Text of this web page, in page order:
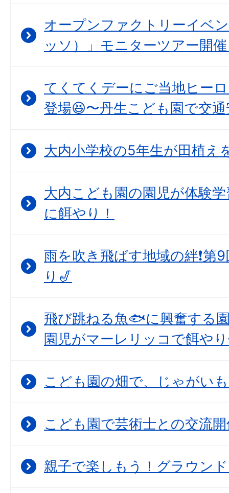
オープンファクトリーイベ
ッソ）」モニターツアー開
てくてくデーにご当地ヒー
登場😆〜丹生こども園で交
大内小学校の5年生が田植え
大内こども園の園児が体験
に餌やり！
雨を吹き飛ばす地域の絆❗第
り🎷
飛び跳ねる魚🐟に興奮する
園児がマーレリッコで餌や
こども園の畑で、じゃがい
こども園で芸術士との交流
親子で楽しもう！グラウン